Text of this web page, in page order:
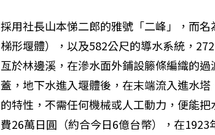
採用社長山本悌二郎的雅號「二峰」，而
梯形堰體），以及582公尺的導水系統，
亙於林邊溪，在滲水面外鋪設籐條編織的
蓋，地下水進入堰體後，在末端流入進水
的特性，不需任何機械或人工動力，便能
費26萬日圓（約合今日6億台幣），在